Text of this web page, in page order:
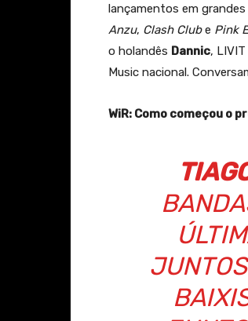
lançamentos em
Anzu, Clash Clube Pink
o holandês Dannic,
Music nacional.
WiR: Como começou o